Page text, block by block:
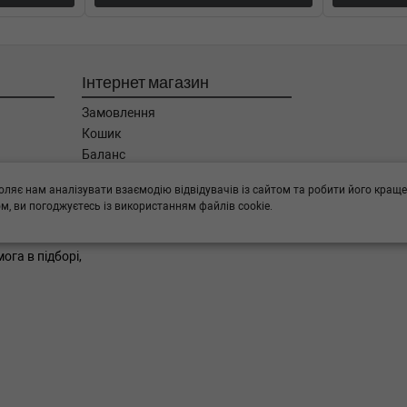
(Тип: Бензиновый двигатель,
09-01) (Тип: Бензиновый
09-01) (Тип: Бензиновый
Інтернет магазин
Замовлення
Кошик
Баланс
Бренди
в підборі,
нам аналізувати взаємодію відвідувачів із сайтом та робити його краще.
ви погоджуєтесь із використанням файлів cookie.